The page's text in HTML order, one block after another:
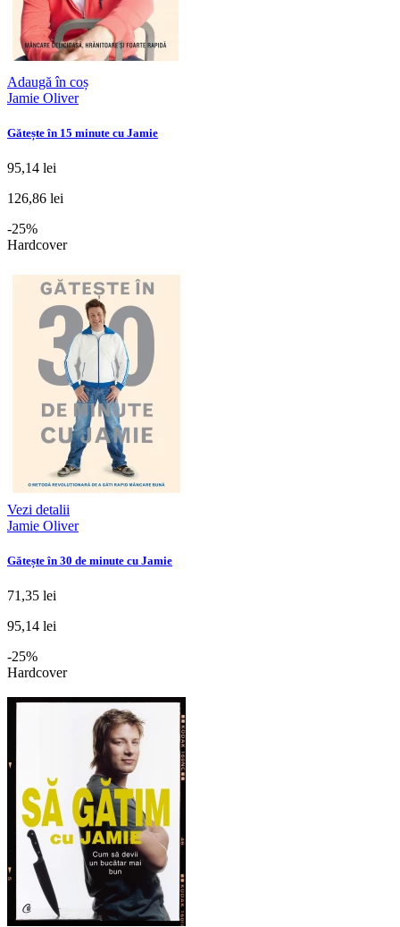
Adaugă în coș
Jamie Oliver
Gătește în 15 minute cu Jamie
95,14 lei
126,86 lei
-25%
Hardcover
Vezi detalii
Jamie Oliver
Gătește în 30 de minute cu Jamie
71,35 lei
95,14 lei
-25%
Hardcover